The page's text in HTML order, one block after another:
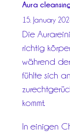
Aura
15. January
Die
richtig
während
fühlte sich
kommt.
In einigen